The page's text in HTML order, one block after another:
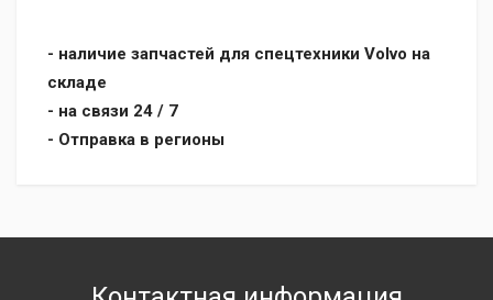
- наличие запчастей для спецтехники Volvo на
складе
- на связи 24 / 7
- Отправка в регионы